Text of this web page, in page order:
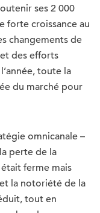
ses 2 000
forte croissance au
changements de
des efforts
toute la
du marché pour
omnicanale –
perte de la
ferme mais
la notoriété de la
tout en